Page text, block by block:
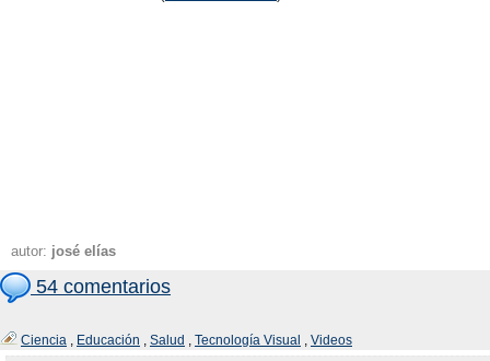
autor: josé elías
54 comentarios
Ciencia , Educación , Salud , Tecnología Visual , Videos